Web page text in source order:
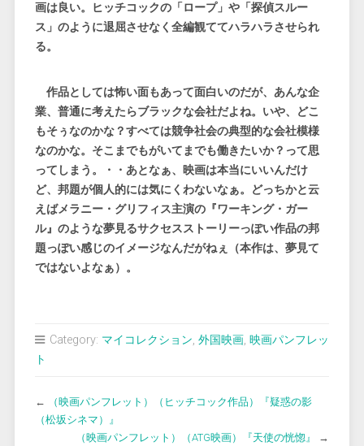
画は良い。ヒッチコックの「ロープ」や「探偵スルー
ス」のように退屈させなく全編観ててハラハラさせられ
る。
作品としては怖い面もあって面白いのだが、あんな企
業、普通に考えたらブラックな会社だよね。いや、どこ
もそぅなのかな？すべては競争社会の典型的な会社模様
なのかな。そこまでもがいてまでも働きたいか？って思
ってしまう。・・あとなぁ、映画は本当にいいんだけ
ど、邦題が個人的には気にくわないなぁ。どっちかと云
えばメラニー・グリフィス主演の『ワーキング・ガー
ル』のような夢見るサクセスストーリーっぽい作品の邦
題っぽい感じのイメージなんだがねぇ（本作は、夢見て
ではないよなぁ）。
Category: マイコレクション, 外国映画, 映画パンフレッ
ト
←
（映画パンフレット）（ヒッチコック作品）『疑惑の影
（松坂シネマ）』
（映画パンフレット）（ATG映画）『天使の恍惚』
→